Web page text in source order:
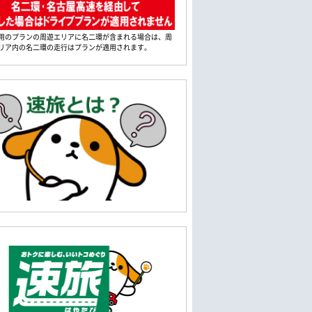
のプランの周遊エリアに名二環が含まれる場合は、周
ア内の名二環の走行はプランが適用されます。